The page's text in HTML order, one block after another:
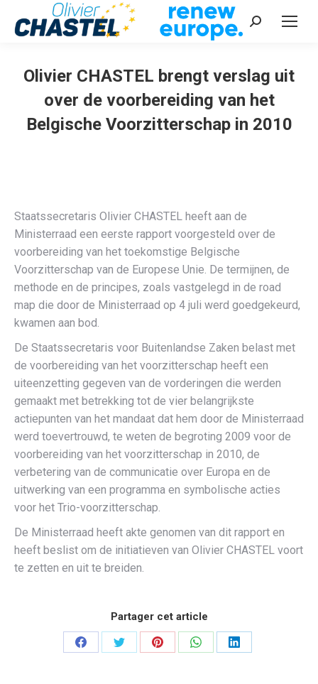
Recherche
Olivier CHASTEL brengt verslag uit
over de voorbereiding van het
Belgische Voorzitterschap in 2010
Staatssecretaris Olivier CHASTEL heeft aan de
Ministerraad een eerste rapport voorgesteld over de
voorbereiding van het toekomstige Belgische
Voorzitterschap van de Europese Unie. De termijnen, de
methode en de principes, zoals vastgelegd in de road
map die door de Ministerraad op 4 juli werd goedgekeurd,
kwamen aan bod.
De Staatssecretaris voor Buitenlandse Zaken belast met
de voorbereiding van het voorzitterschap heeft een
uiteenzetting gegeven van de vorderingen die werden
gemaakt met betrekking tot de vier belangrijkste
actiepunten van het mandaat dat hem door de Ministerraad
werd toevertrouwd, te weten de begroting 2009 voor de
voorbereiding van het voorzitterschap in 2010, de
verbetering van de communicatie over Europa en de
uitwerking van een programma en symbolische acties
voor het Trio-voorzitterschap.
De Ministerraad heeft akte genomen van dit rapport en
heeft beslist om de initiatieven van Olivier CHASTEL voort
te zetten en uit te breiden.
Partager cet article
PartagerPartagerPartagerPartagerPartager